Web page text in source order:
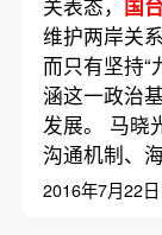
关表态， 国
维护两岸关
而只有坚持“
涵这一政治
发展。 马晓
沟通机制、
2016年7月22日